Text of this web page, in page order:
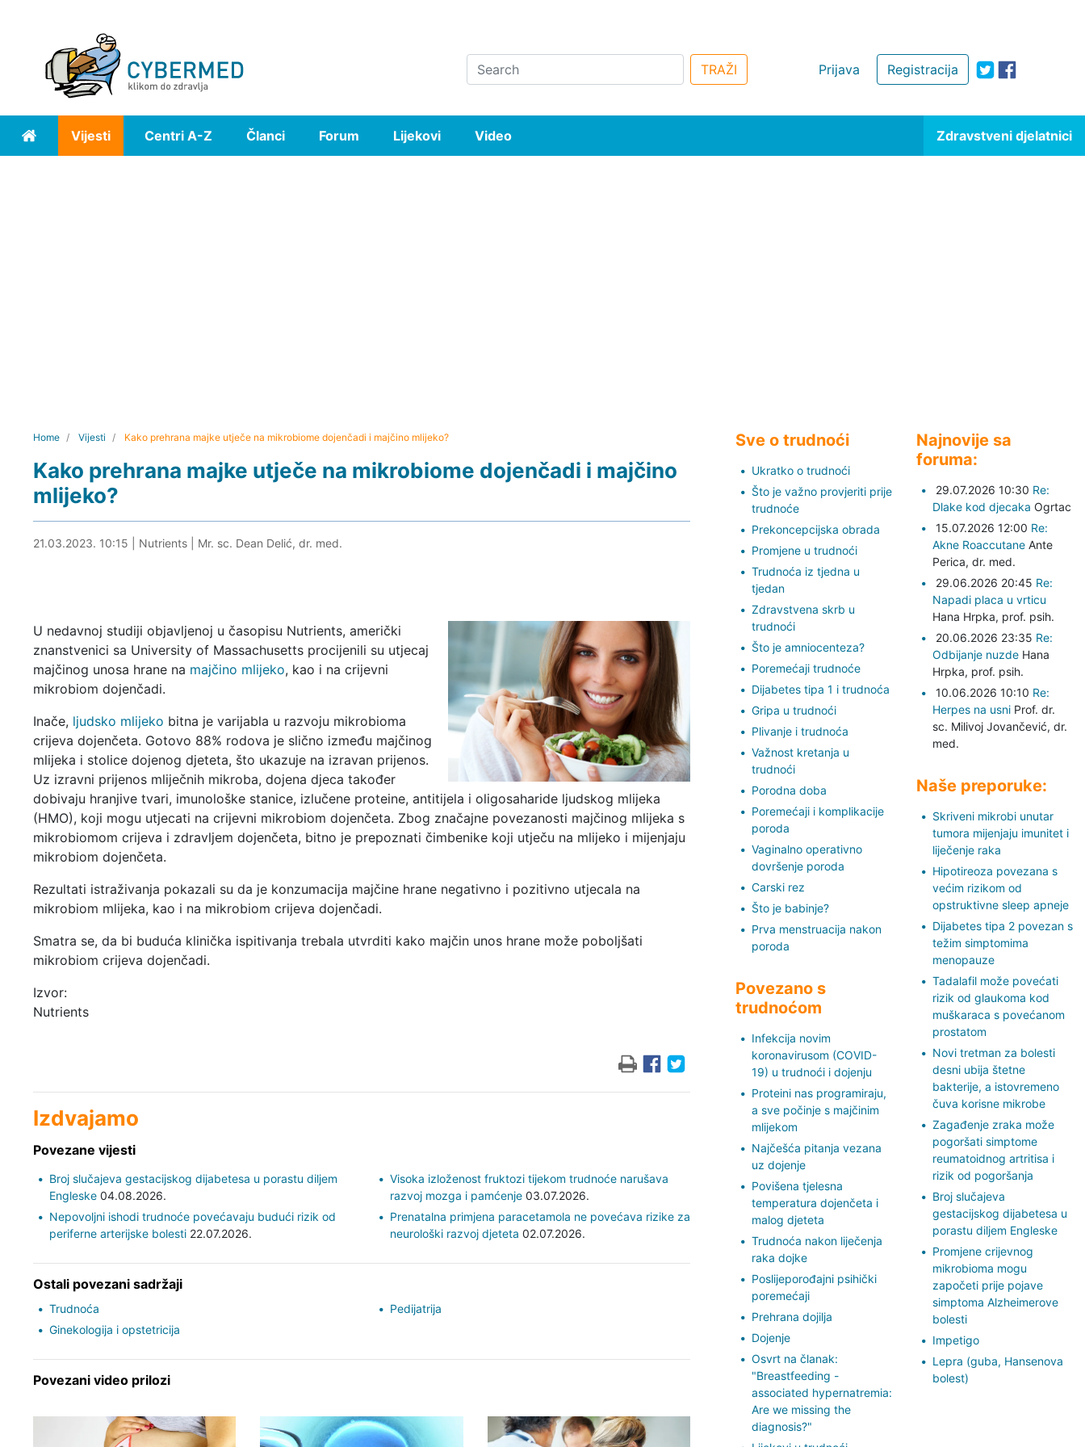
Registracija
Prijava
Search TRAŽI
Home Vijesti Centri A-Z Članci Forum Lijekovi Video Zdravstveni djelatnici
Home Vijesti Kako prehrana majke utječe na mikrobiome dojenčadi i majčino mlijeko?
Kako prehrana majke utječe na mikrobiome dojenčadi i majčino
mlijeko?
21.03.2023. 10:29
21.03.2023. 10:15 Nutrients| Mr. sc. Dean Delić, dr. med.
U nedavnoj studiji objavljenoj u časopisu Nutrients, američki
znanstvenici sa University of Massachusetts procijenili su utjecaj
majčinog unosa hrane na majčino mlijeko, kao i na crijevni
mikrobiom dojenčadi.
Inače, ljudsko mlijeko bitna je varijabla u razvoju mikrobioma
crijeva dojenčeta. Gotovo 88% rodova je slično između majčinog
mlijeka i stolice dojenog djeteta, što ukazuje na izravan prijenos.
Uz izravni prijenos mliječnih mikroba, dojena djeca također
dobivaju hranjive tvari, imunološke stanice, izlučene proteine, antitijela i oligosaharide ljudskog mlijeka
(HMO), koji mogu utjecati na crijevni mikrobiom dojenčeta. Zbog značajne povezanosti majčinog mlijeka s
mikrobiomom crijeva i zdravljem dojenčeta, bitno je prepoznati čimbenike koji utječu na mlijeko i mijenjaju
mikrobiom dojenčeta.
Rezultati istraživanja pokazali su da je konzumacija majčine hrane negativno i pozitivno utjecala na
mikrobiom mlijeka, kao i na mikrobiom crijeva dojenčadi.
Smatra se, da bi buduća klinička ispitivanja trebala utvrditi kako majčin unos hrane može poboljšati
mikrobiom crijeva dojenčadi.
Izvor:
Nutrients
Izdvajamo
Povezane vijesti
Broj slučajeva gestacijskog dijabetesa u porastu diljem
Engleske04.08.2026.
Nepovoljni ishodi trudnoće povećavaju budući rizik od
periferne arterijske bolesti22.07.2026.
Visoka izloženost fruktozi tijekom trudnoće narušava
razvoj mozga i pamćenje 03.07.2026.
Prenatalna primjena paracetamola ne povećava rizike za
neurološki razvoj djeteta 02.07.2026.
Ostali povezani sadržaji
Trudnoća
Ginekologija i opstetricija
Pedijatrija
Povezani video prilozi
Sve o trudnoći
Ukratko o trudnoći
Što je važno provjeriti prije
trudnoće
Prekoncepcijska obrada
Promjene u trudnoći
Trudnoća iz tjedna u
tjedan
Zdravstvena skrb u
trudnoći
Što je amniocenteza?
Poremećaji trudnoće
Dijabetes tipa 1 i trudnoća
Gripa u trudnoći
Plivanje i trudnoća
Važnost kretanja u
trudnoći
Porodna doba
Poremećaji i komplikacije
poroda
Vaginalno operativno
dovršenje poroda
Carski rez
Što je babinje?
Prva menstruacija nakon
poroda
Povezano s
trudnoćom
Infekcija novim
koronavirusom (COVID-
19) u trudnoći i dojenju
Proteini nas programiraju,
a sve počinje s majčinim
mlijekom
Najčešća pitanja vezana
uz dojenje
Povišena tjelesna
temperatura dojenčeta i
malog djeteta
Trudnoća nakon liječenja
raka dojke
Poslijeporođajni psihički
poremećaji
Prehrana dojilja
Dojenje
Osvrt na članak:
"Breastfeeding -
associated hypernatremia:
Are we missing the
diagnosis?"
Najnovije sa
foruma:
29.07.2026 10:30 Re:
Dlake kod djecaka Ogrtac
15.07.2026 12:00 Re:
Akne Roaccutane Ante
Perica, dr. med.
29.06.2026 20:45 Re:
Napadi placa u vrticu
Hana Hrpka, prof. psih.
20.06.2026 23:35 Re:
Odbijanje nuzde Hana
Hrpka, prof. psih.
10.06.2026 10:10 Re:
Herpes na usni Prof. dr.
sc. Milivoj Jovančević, dr.
med.
Naše preporuke:
Skriveni mikrobi unutar
tumora mijenjaju imunitet i
liječenje raka
Hipotireoza povezana s
većim rizikom od
opstruktivne sleep apneje
Dijabetes tipa 2 povezan s
težim simptomima
menopauze
Tadalafil može povećati
rizik od glaukoma kod
muškaraca s povećanom
prostatom
Novi tretman za bolesti
desni ubija štetne
bakterije, a istovremeno
čuva korisne mikrobe
Zagađenje zraka može
pogoršati simptome
reumatoidnog artritisa i
rizik od pogoršanja
Broj slučajeva
gestacijskog dijabetesa u
porastu diljem Engleske
Promjene crijevnog
mikrobioma mogu
započeti prije pojave
simptoma Alzheimerove
bolesti
Impetigo
Lepra (guba, Hansenova
bolest)